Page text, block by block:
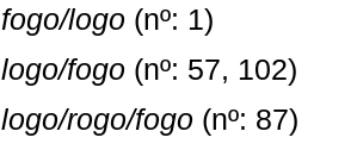
fogo/logo (nº: 1)
logo/fogo (nº: 57, 102)
logo/rogo/fogo (nº: 87)